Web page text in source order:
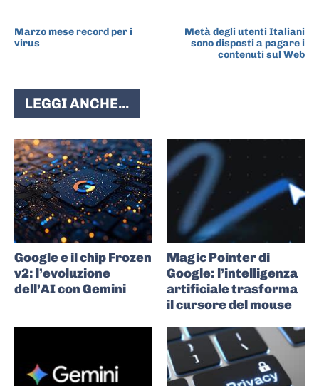
Marzo mese record per i
virus
Metà degli utenti Italiani
sono disposti a pagare i
contenuti sul Web
LEGGI ANCHE...
Google e il chip Frozen
v2: l’evoluzione
dell’AI con Gemini
Magic Pointer di
Google: l’intelligenza
artificiale trasforma
il cursore del mouse